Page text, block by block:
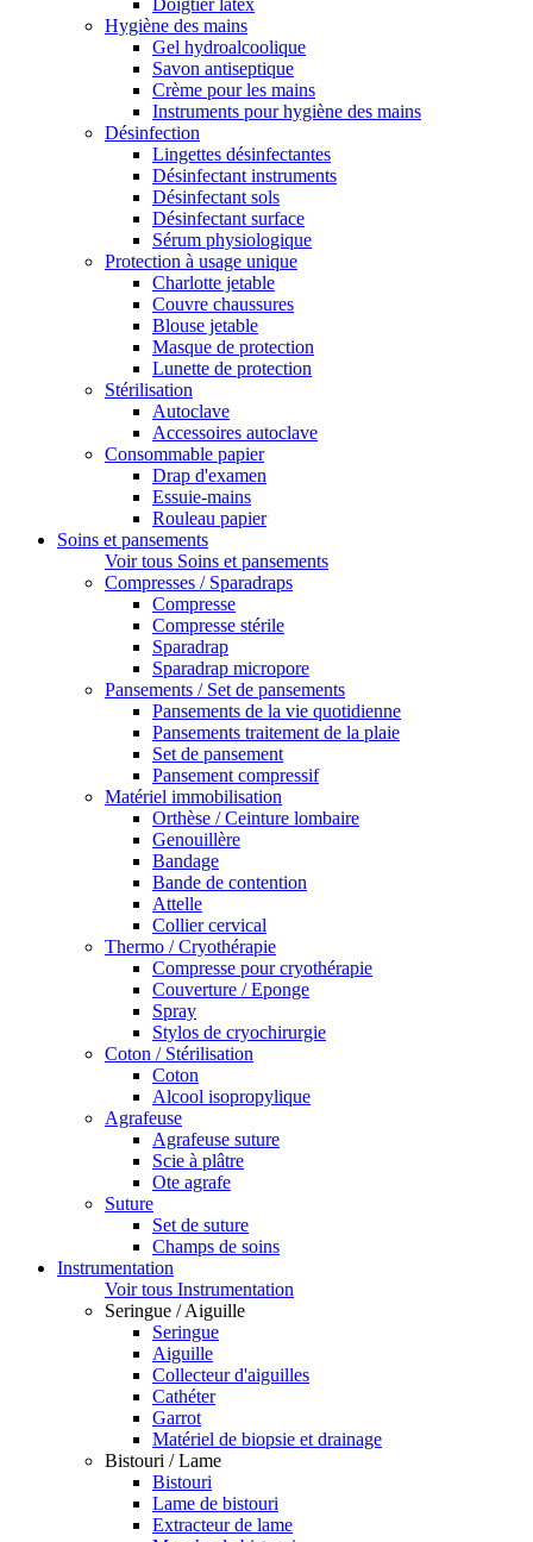
Doigtier latex
Hygiène des mains
Gel hydroalcoolique
Savon antiseptique
Crème pour les mains
Instruments pour hygiène des mains
Désinfection
Lingettes désinfectantes
Désinfectant instruments
Désinfectant sols
Désinfectant surface
Sérum physiologique
Protection à usage unique
Charlotte jetable
Couvre chaussures
Blouse jetable
Masque de protection
Lunette de protection
Stérilisation
Autoclave
Accessoires autoclave
Consommable papier
Drap d'examen
Essuie-mains
Rouleau papier
Soins et pansements
Voir tous Soins et pansements
Compresses / Sparadraps
Compresse
Compresse stérile
Sparadrap
Sparadrap micropore
Pansements / Set de pansements
Pansements de la vie quotidienne
Pansements traitement de la plaie
Set de pansement
Pansement compressif
Matériel immobilisation
Orthèse / Ceinture lombaire
Genouillère
Bandage
Bande de contention
Attelle
Collier cervical
Thermo / Cryothérapie
Compresse pour cryothérapie
Couverture / Eponge
Spray
Stylos de cryochirurgie
Coton / Stérilisation
Coton
Alcool isopropylique
Agrafeuse
Agrafeuse suture
Scie à plâtre
Ote agrafe
Suture
Set de suture
Champs de soins
Instrumentation
Voir tous Instrumentation
Seringue / Aiguille
Seringue
Aiguille
Collecteur d'aiguilles
Cathéter
Garrot
Matériel de biopsie et drainage
Bistouri / Lame
Bistouri
Lame de bistouri
Extracteur de lame